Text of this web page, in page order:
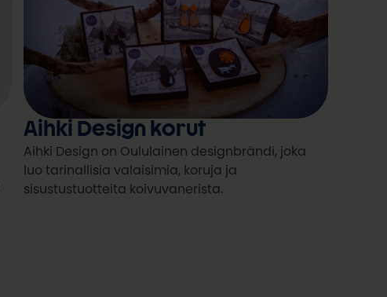
Aihki Design korut
Aihki Design on Oululainen designbrändi, joka
luo tarinallisia valaisimia, koruja ja
sisustustuotteita koivuvanerista.